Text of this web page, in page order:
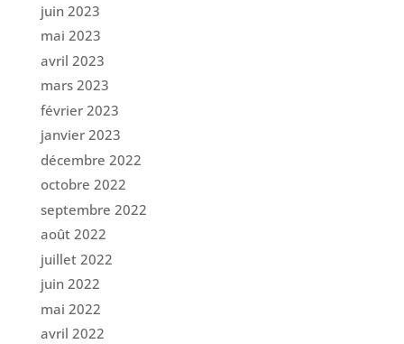
juin 2023
mai 2023
avril 2023
mars 2023
février 2023
janvier 2023
décembre 2022
octobre 2022
septembre 2022
août 2022
juillet 2022
juin 2022
mai 2022
avril 2022